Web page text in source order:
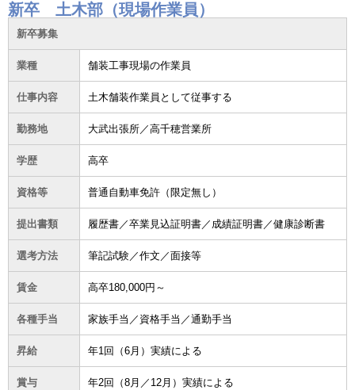
新卒 土木部（現場作業員）
新卒募集
業種 舗装工事現場の作業員
仕事内容 土木舗装作業員として従事する
勤務地 大武出張所／高千穂営業所
学歴 高卒
資格等 普通自動車免許（限定無し）
提出書類 履歴書／卒業見込証明書／成績証明書／健康診断書
選考方法 筆記試験／作文／面接等
賃金 高卒180,000円～
各種手当 家族手当／資格手当／通勤手当
昇給 年1回（6月）実績による
賞与 年2回（8月／12月）実績による